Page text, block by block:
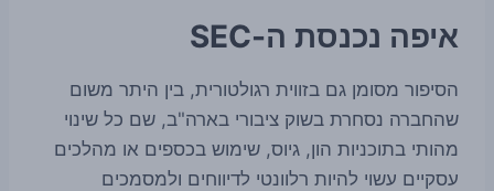
איפה נכנסת ה-SEC
הסיפור מסומן גם בזווית רגולטורית, בין היתר משום
שהחברה נסחרת בשוק ציבורי בארה"ב, שם כל שינוי
מהותי בתוכניות הון, גיוס, שימוש בכספים או מהלכים
עסקיים עשוי להיות רלוונטי לדיווחים ולמסמכים